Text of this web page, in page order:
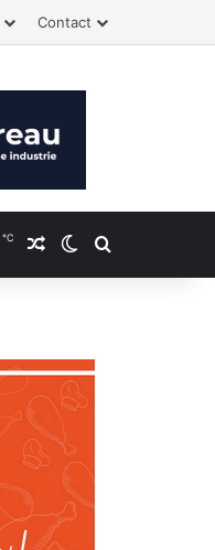
Contact
℃ Willekeurig artikel
Switch skin
Zoeken